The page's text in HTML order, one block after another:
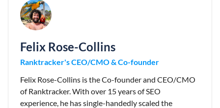
Felix Rose-Collins
Ranktracker's CEO/CMO & Co-founder
Felix Rose-Collins is the Co-founder and CEO/CMO
of Ranktracker. With over 15 years of SEO
experience, he has single-handedly scaled the